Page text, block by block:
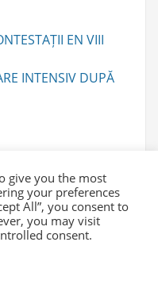
EN VIII
INTENSIV DUPĂ
Nr.29 "Mihai Viteazul"
Reserved
give you the most
your preferences
All”, you consent to
you may visit
consent.